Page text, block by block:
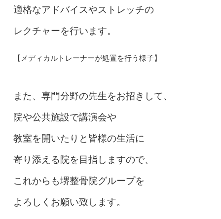
適格なアドバイスやストレッチの
レクチャーを行います。
【メディカルトレーナーが処置を行う様子】
また、専門分野の先生をお招きして、
院や公共施設で講演会や
教室を開いたりと 皆様の生活に
寄り添える院を目指しますので、
これからも堺整骨院グループを
よろしくお願い致します。